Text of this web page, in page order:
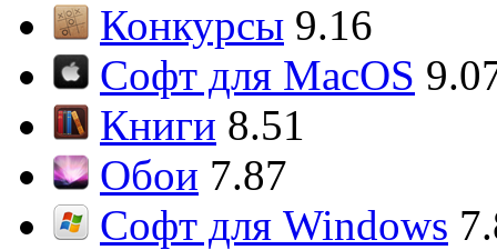
Конкурсы 9.16
Софт для MacOS
Книги 8.51
Обои 7.87
Софт для Windows